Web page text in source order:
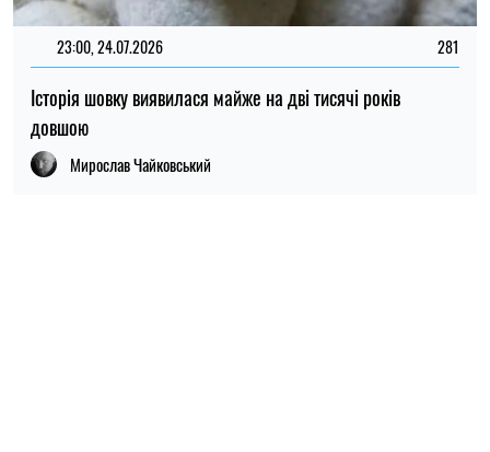
23:00, 24.07.2026 281
Історія шовку виявилася майже на дві тисячі років
довшою
Мирослав Чайковський